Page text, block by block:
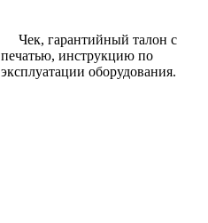
Чек, гарантийный талон с
печатью, инструкцию по
эксплуатации оборудования.